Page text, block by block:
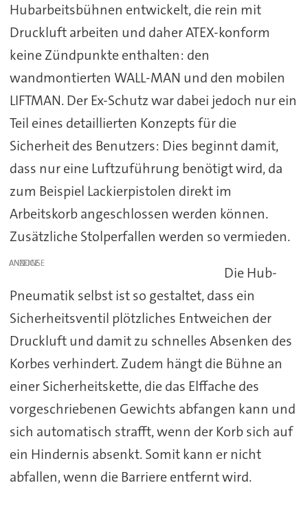
Hubarbeitsbühnen entwickelt, die rein mit
Druckluft arbeiten und daher ATEX-konform
keine Zündpunkte enthalten: den
wandmontierten WALL-MAN und den mobilen
LIFTMAN. Der Ex-Schutz war dabei jedoch nur ein
Teil eines detaillierten Konzepts für die
Sicherheit des Benutzers: Dies beginnt damit,
dass nur eine Luftzuführung benötigt wird, da
zum Beispiel Lackierpistolen direkt im
Arbeitskorb angeschlossen werden können.
Zusätzliche Stolperfallen werden so vermieden.
ANZEIGE
Die Hub-
Pneumatik selbst ist so gestaltet, dass ein
Sicherheitsventil plötzliches Entweichen der
Druckluft und damit zu schnelles Absenken des
Korbes verhindert. Zudem hängt die Bühne an
einer Sicherheitskette, die das Elffache des
vorgeschriebenen Gewichts abfangen kann und
sich automatisch strafft, wenn der Korb sich auf
ein Hindernis absenkt. Somit kann er nicht
abfallen, wenn die Barriere entfernt wird.